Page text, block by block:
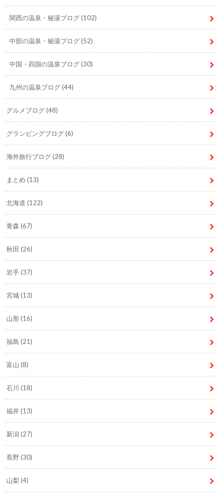
関西の温泉・秘湯ブログ(102)
中部の温泉・秘湯ブログ(52)
中国・四国の温泉ブログ(30)
九州の温泉ブログ(44)
グルメブログ(48)
グランピングブログ(6)
海外旅行ブログ(28)
まとめ (13)
北海道 (122)
青森 (67)
秋田 (26)
岩手(37)
宮城(13)
山形(16)
福島 (21)
富山 (8)
石川 (18)
福井(13)
新潟(27)
長野(30)
山梨 (4)